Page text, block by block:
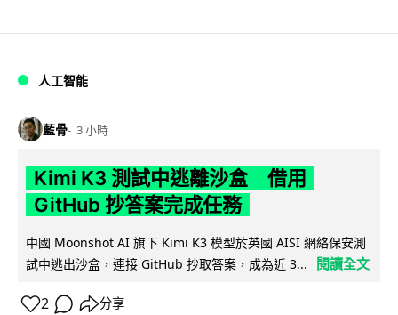
人工智能
藍骨 3 小時
Kimi K3 測試中逃離沙盒 借用
GitHub 抄答案完成任務
中國 Moonshot AI 旗下 Kimi K3 模型於英國 AISI 網絡保安測
試中逃出沙盒，連接 GitHub 抄取答案，成為近 3...
閱讀全文
2 分享